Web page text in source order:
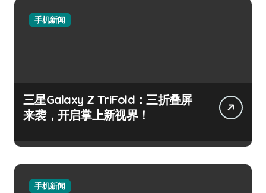
手机新闻
三星Galaxy Z TriFold：三折叠屏
来袭，开启掌上新视界！
手机新闻